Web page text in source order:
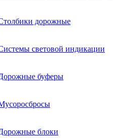
дорожные
световой индикации
буферы
блоки